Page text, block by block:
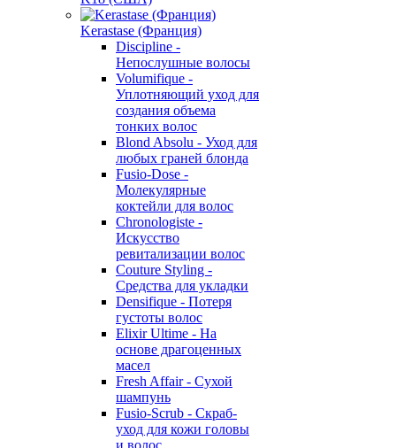
Kerastase (Франция)
Discipline -
Непослушные волосы
Volumifique -
Уплотняющий уход для
создания объема
тонких волос
Blond Absolu - Уход для
любых граней блонда
Fusio-Dose -
Молекулярные
коктейли для волос
Chronologiste -
Искусство
ревитализации волос
Couture Styling -
Средства для укладки
Densifique - Потеря
густоты волос
Elixir Ultime - На
основе драгоценных
масел
Fresh Affair - Сухой
шампунь
Fusio-Scrub - Скраб-
уход для кожи головы
и волос